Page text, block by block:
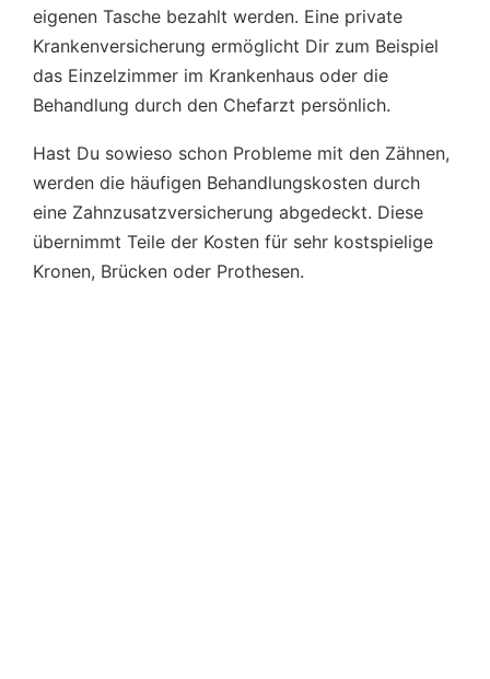
eigenen Tasche bezahlt werden. Eine private
Krankenversicherung ermöglicht Dir zum Beispiel
das Einzelzimmer im Krankenhaus oder die
Behandlung durch den Chefarzt persönlich.
Hast Du sowieso schon Probleme mit den Zähnen,
werden die häufigen Behandlungskosten durch
eine Zahnzusatzversicherung abgedeckt. Diese
übernimmt Teile der Kosten für sehr kostspielige
Kronen, Brücken oder Prothesen.